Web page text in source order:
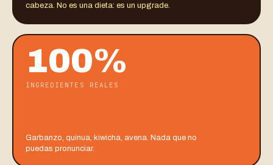
cabeza. No es una dieta: es un upgrade.
100%
INGREDIENTES REALES
Garbanzo, quinua, kiwicha, avena. Nada que no
puedas pronunciar.